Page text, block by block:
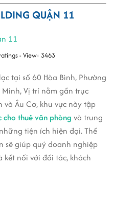
QUẬN 11
11
ratings - View: 3463
tại số 60 Hòa Bình, Phường
Vị trí nằm gần trục
Âu Cơ, khu vực này tập
cho thuê văn phòng và trung
tiện ích hiện đại. Thế
sẽ giúp quý doanh nghiệp
nối với đối tác, khách